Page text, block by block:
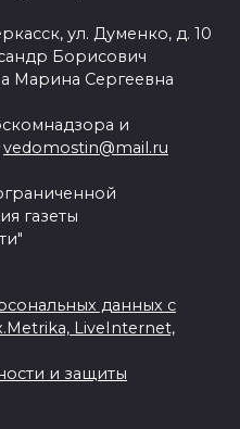
ул. Думенко, д. 10
Борисович
Марина Сергеевна
и
vedomostin@mail.ru
газеты
данных с
LiveInternet,
и защиты